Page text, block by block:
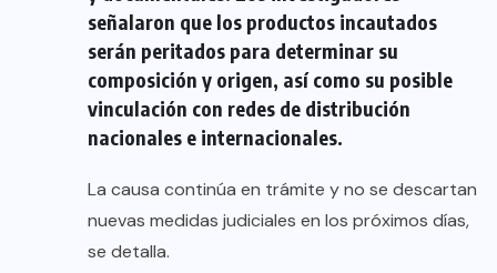
señalaron que los productos incautados
serán peritados para determinar su
composición y origen, así como su posible
vinculación con redes de distribución
nacionales e internacionales.
La causa continúa en trámite y no se descartan
nuevas medidas judiciales en los próximos días,
se detalla.